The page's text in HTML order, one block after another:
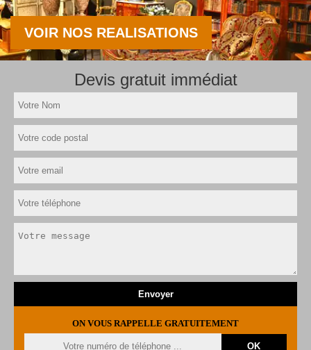
VOIR NOS REALISATIONS
Devis gratuit immédiat
ON VOUS RAPPELLE GRATUITEMENT